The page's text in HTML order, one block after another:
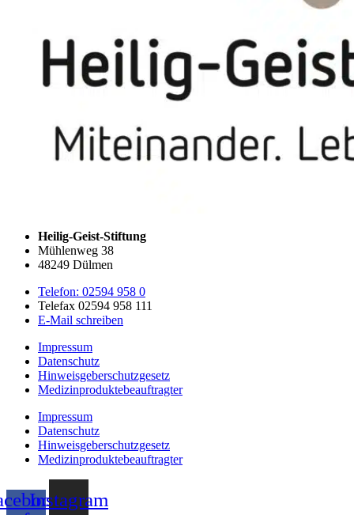
Heilig-Geist-Stiftung
Mühlenweg 38
48249 Dülmen
Telefon: 02594 958 0
Telefax 02594 958 111
E-Mail schreiben
Impressum
Datenschutz
Hinweisgeberschutzgesetz
Medizin­produkte­beauftragter
Impressum
Datenschutz
Hinweisgeberschutzgesetz
Medizin­produkte­beauftragter
Instagram